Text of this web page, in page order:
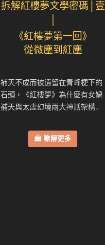
拆解紅樓夢文學密碼│壹
《紅樓夢第一回》
從微塵到紅塵
補天不成而被遺留在青峰梗下的
石頭，《紅樓夢》為什麼有女媧
補天與太虛幻境兩大神話架構..
瞭解更多